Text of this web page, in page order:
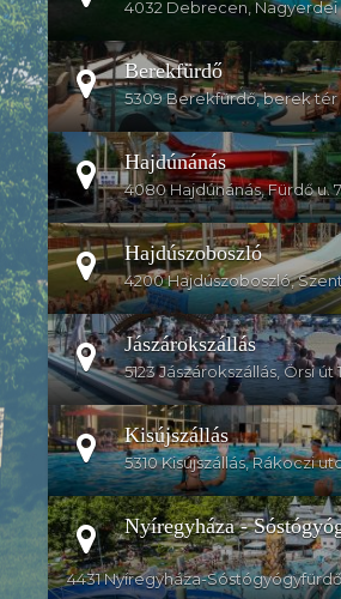
4032 Debrecen, Nagyerdei
Berekfürdő
5309 Berekfürdő, berek tér
Hajdúnánás
4080 Hajdúnánás, Fürdő u.
Hajdúszoboszló
4200 Hajdúszoboszló,
Jászárokszállás
5123 Jászárokszállás, Örsi út
Kisújszállás
5310 Kisújszállás, Rákoczi
Nyíregyháza -
4431 Nyíregyháza-